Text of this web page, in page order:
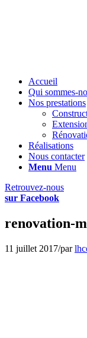
Accueil
Qui sommes-
Nos prestations
Réalisations
Nous contacter
Menu Menu
Retrouvez-nous
sur Facebook
renovation-
11 juillet 2017/par